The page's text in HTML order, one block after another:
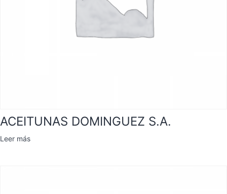
ACEITUNAS DOMINGUEZ S.A.
Leer más